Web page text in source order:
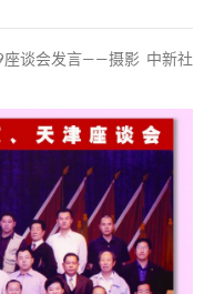
座谈会发言——摄影 中新社